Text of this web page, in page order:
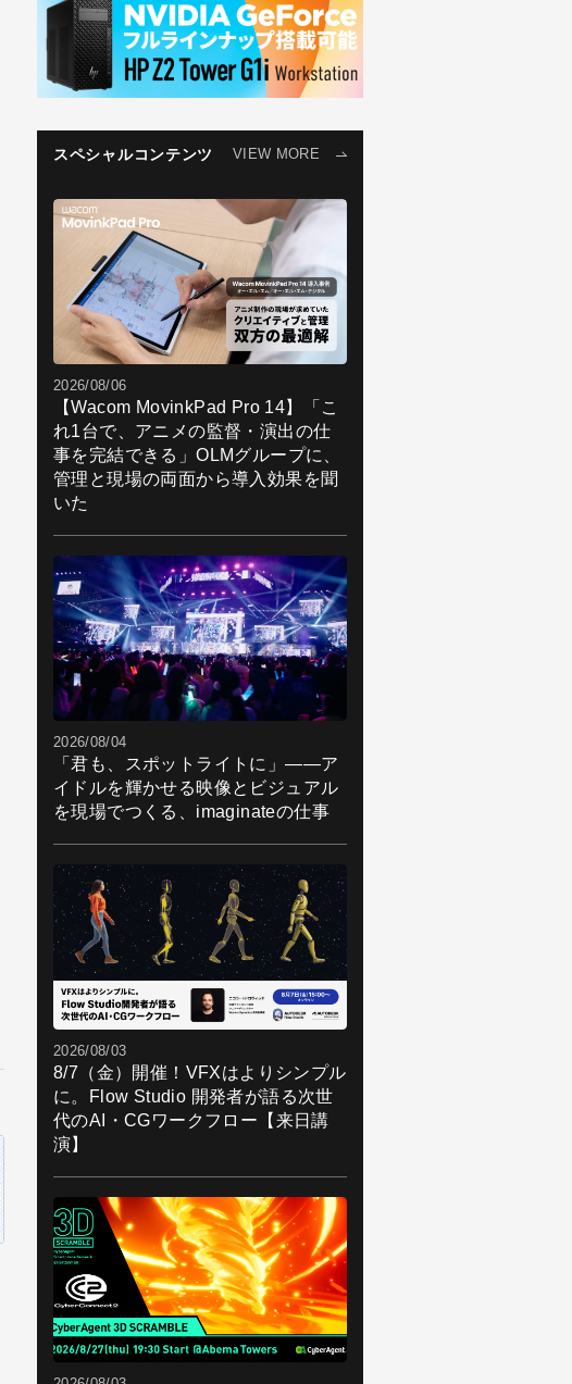
スペシャルコンテンツ VIEW MORE
2026/08/06
【Wacom MovinkPad Pro 14】「こ
れ1台で、アニメの監督・演出の仕
事を完結できる」OLMグループに、
管理と現場の両面から導入効果を聞
いた
2026/08/04
「君も、スポットライトに」――ア
イドルを輝かせる映像とビジュアル
を現場でつくる、imaginateの仕事
2026/08/03
8/7（金）開催！VFXはよりシンプル
に。Flow Studio 開発者が語る次世
代のAI・CGワークフロー【来日講
演】